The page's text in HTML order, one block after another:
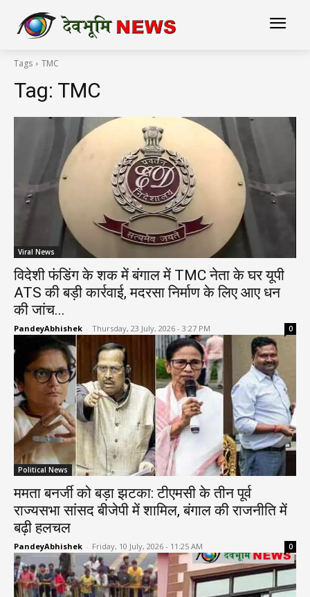
Tags TMC
Tag: TMC
Viral News
विदेशी फंडिंग के शक में बंगाल में TMC नेता के घर यूपी
ATS की बड़ी कार्रवाई, मदरसा निर्माण के लिए आए धन
की जांच...
PandeyAbhishek - Thursday, 23 July, 2026 - 3:27 PM 0
Political News
ममता बनर्जी को बड़ा झटका: टीएमसी के तीन पूर्व
राज्यसभा सांसद बीजेपी में शामिल, बंगाल की राजनीति में
बढ़ी हलचल
PandeyAbhishek - Friday, 10 July, 2026 - 11:25 AM 0